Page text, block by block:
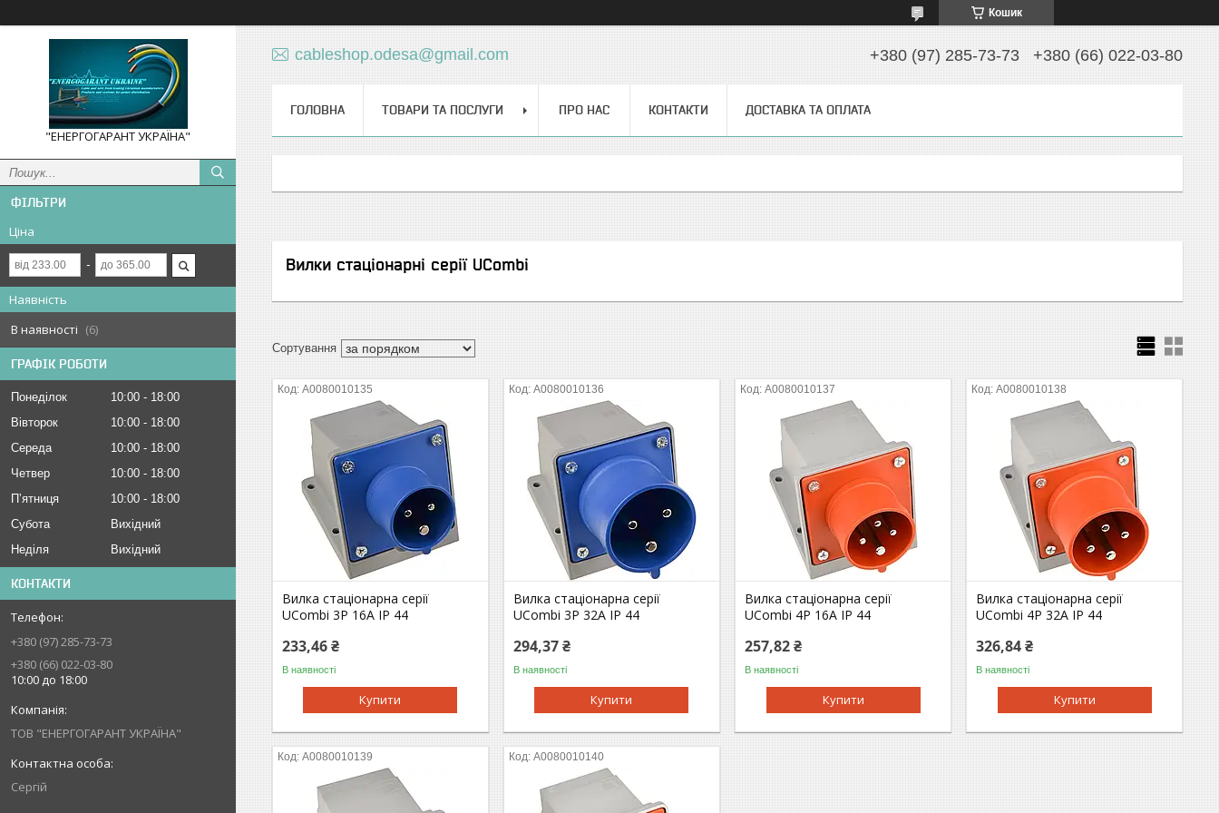
Кошик
"ЕНЕРГОГАРАНТ УКРАЇНА"
ФІЛЬТРИ
Ціна
Наявність
В наявності
6
ГРАФІК РОБОТИ
Понеділок 10:00
18:00
Вівторок
10:00
18:00
Середа
10:00
18:00
Четвер
10:00
18:00
Пʼятниця
10:00
18:00
Субота
Вихідний
Неділя
Вихідний
КОНТАКТИ
+380 (97) 285-73-73
+380 (66) 022-03-80
10:00 до 18:00
ТОВ "ЕНЕРГОГАРАНТ УКРАЇНА"
Сергій
cableshop.odesa@gmail.com +380 (97) 285-73-73 +380 (66) 022-03-80
ГОЛОВНА ТОВАРИ ТА ПОСЛУГИ ПРО НАС КОНТАКТИ ДОСТАВКА ТА ОПЛАТА
Вилки стаціонарні серії UCombi
A0080010135
Вилка стаціонарна серії
UСombi 3P 16A IP 44
233,46 ₴
В наявності
Купити
A0080010136
Вилка стаціонарна серії
UСombi 3P 32A IP 44
294,37 ₴
В наявності
Купити
A0080010137
Вилка стаціонарна серії
UСombi 4P 16A IP 44
257,82 ₴
В наявності
Купити
A0080010138
Вилка стаціонарна серії
UСombi 4P 32A IP 44
326,84 ₴
В наявності
Купити
A0080010139 A0080010140